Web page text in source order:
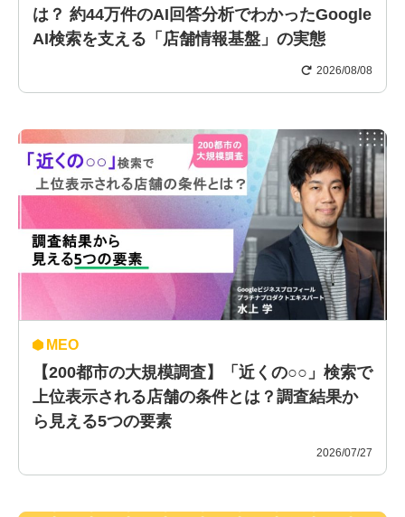
は？ 約44万件のAI回答分析でわかったGoogle
AI検索を支える「店舗情報基盤」の実態
2026/08/08
MEO
【200都市の大規模調査】「近くの○○」検索で
上位表示される店舗の条件とは？調査結果か
ら見える5つの要素
2026/07/27